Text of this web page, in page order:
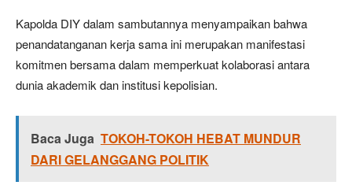
Kapolda DIY dalam sambutannya menyampaikan bahwa
penandatanganan kerja sama ini merupakan manifestasi
komitmen bersama dalam memperkuat kolaborasi antara
dunia akademik dan institusi kepolisian.
Baca Juga TOKOH-TOKOH HEBAT MUNDUR
DARI GELANGGANG POLITIK